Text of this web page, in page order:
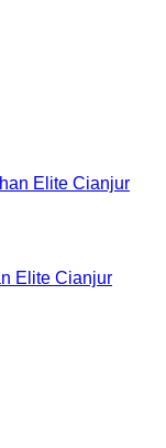
Elite Cianjur